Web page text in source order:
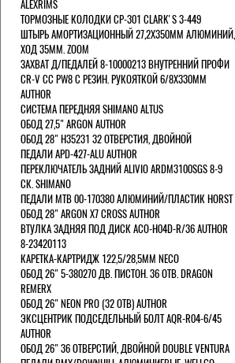
ALEXRIMS
ТОРМОЗНЫЕ КОЛОДКИ CP-301 CLARK'S 3-449
ШТЫРЬ АМОРТИЗАЦИОННЫЙ 27,2Х350ММ АЛЮМИНИЙ,
ХОД 35ММ. ZOOM
ЗАХВАТ Д/ПЕДАЛЕЙ 8-10000213 ВНУТРЕННИЙ ПРОФИ
CR-V CC PW8 С РЕЗИН. РУКОЯТКОЙ 6/8X330ММ
AUTHOR
СИСТЕМА ПЕРЕДНЯЯ SHIMANO ALTUS
ОБОД 27,5" ARGON AUTHOR
ОБОД 28" H35231 32 ОТВЕРСТИЯ, ДВОЙНОЙ
ПЕДАЛИ APD-427-ALU AUTHOR
ПЕРЕКЛЮЧАТЕЛЬ ЗАДНИЙ ALIVIO ARDM3100SGS 8-9
СК. SHIMANO
ПЕДАЛИ MTB 00-170380 АЛЮМИНИЙ/ПЛАСТИК HORST
ОБОД 28" ARGON X7 CROSS AUTHOR
ВТУЛКА ЗАДНЯЯ ПОД ДИСК ACO-H04D-R/36 AUTHOR
8-23420113
КАРЕТКА-КАРТРИДЖ 122,5/28,5ММ NECO
ОБОД 26" 5-380270 ДВ. ПИСТОН. 36 ОТВ. DRAGON
REMERX
ОБОД 26" NEON PRO (32 ОТВ) AUTHOR
ЭКСЦЕНТРИК ПОДСЕДЕЛЬНЫЙ БОЛТ AQR-R04-6/45
AUTHOR
ОБОД 26" 36 ОТВЕРСТИЙ, ДВОЙНОЙ DOUBLE VENTURA